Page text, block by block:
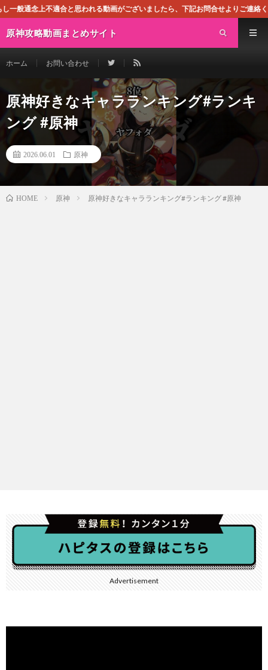
思われる動画がございましたら、下記お問合せよりご連絡ください。即刻
原神攻略動画まとめサイト
ホーム お問い合わせ
原神好きなキャラランキング#ランキ
ング #原神
2026.06.01 原神
HOME 原神 原神好きなキャラランキング#ランキング #原神
Advertisement